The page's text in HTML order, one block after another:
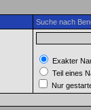
Suche nach
Exakter
Teil eines
Nur